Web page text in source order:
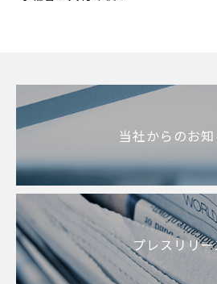
当社からのお
プレスリリ